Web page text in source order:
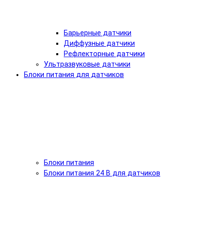
Барьерные датчики
Диффузные датчики
Рефлекторные датчики
Ультразвуковые датчики
Блоки питания для датчиков
Блоки питания
Блоки питания 24 В для датчиков